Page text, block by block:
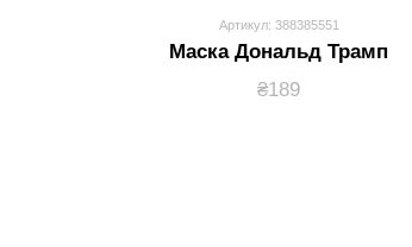
Артикул: 388385551
Маска Дональд Трамп
₴189